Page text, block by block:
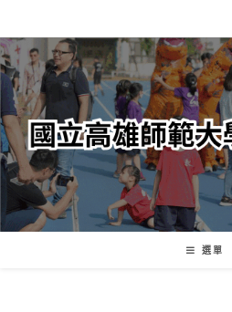
轉
至
主
內
容
選單